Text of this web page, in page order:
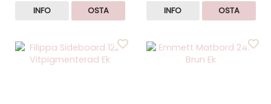
INFO OSTA INFO OSTA